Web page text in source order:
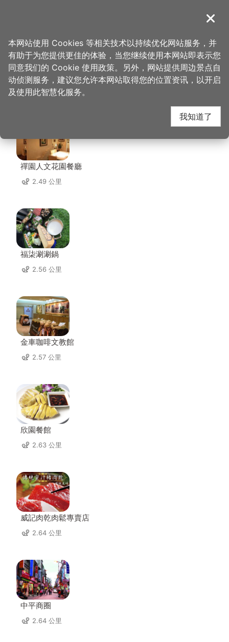
導覽
首页 > 想去的地方 > 美食、购物 > 养乐多工厂
养乐多工厂 周边店家
禪園人文花園餐廳
2.49 公里
福柒涮涮鍋
2.56 公里
金車咖啡文教館
2.57 公里
欣園餐館
2.63 公里
威記肉乾肉鬆專賣店
2.64 公里
中平商圈
2.64 公里
关闭
本网站使用 Cookies 等相关技术以持续优化网站服务，并
有助于为您提供更佳的体验，当您继续使用本网站即表示您
同意我们的 Cookie 使用政策。另外，网站提供周边景点自
动侦测服务，建议您允许本网站取得您的位置资讯，以开启
及使用此智慧化服务。
我知道了